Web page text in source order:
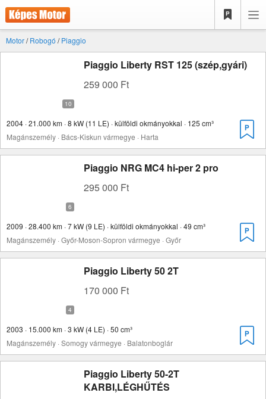
Motor/Robogó /Piaggio
Piaggio Liberty RST 125 (szép,gyári)
259 000 Ft
2004 · 21.000 km · 8 kW (11 LE) · külföldi okmányokkal · 125 cm³
Magánszemély · Bács-Kiskun vármegye · Harta
Piaggio NRG MC4 hi-per 2 pro
295 000 Ft
2009 · 28.400 km · 7 kW (9 LE) · külföldi okmányokkal · 49 cm³
Magánszemély · Győr-Moson-Sopron vármegye · Győr
Piaggio Liberty 50 2T
170 000 Ft
2003 · 15.000 km · 3 kW (4 LE) · 50 cm³
Magánszemély · Somogy vármegye · Balatonboglár
Piaggio Liberty 50-2T
KARBI,LÉGHŰTÉS